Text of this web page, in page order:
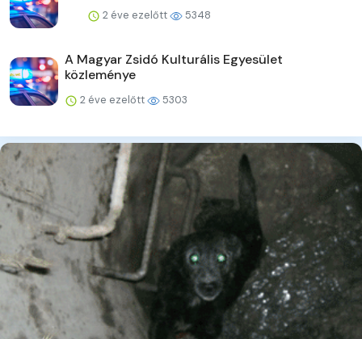
2 éve ezelőtt 5348
A Magyar Zsidó Kulturális Egyesület
közleménye
2 éve ezelőtt 5303